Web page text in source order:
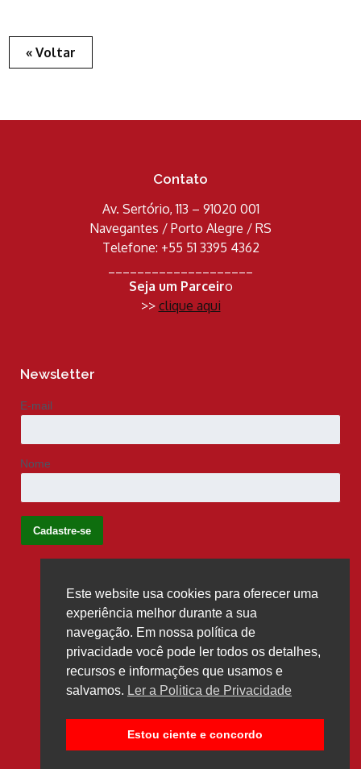
« Voltar
Contato
Av. Sertório, 113 – 91020 001
Navegantes / Porto Alegre / RS
Telefone: +55 51 3395 4362
Seja um Parceiro
>> clique aqui
Newsletter
E-mail
Nome
Siga-nos
Este website usa cookies para oferecer uma
experiência melhor durante a sua
navegação. Em nossa política de
privacidade você pode ler todos os detalhes,
recursos e informações que usamos e
salvamos. Ler a Politica de Privacidade
Estou ciente e concordo